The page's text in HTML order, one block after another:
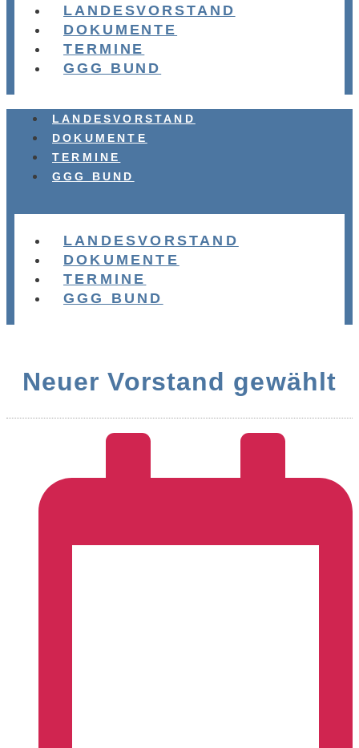
LANDESVORSTAND
DOKUMENTE
TERMINE
GGG BUND
LANDESVORSTAND
DOKUMENTE
TERMINE
GGG BUND
LANDESVORSTAND
DOKUMENTE
TERMINE
GGG BUND
Neuer Vorstand gewählt